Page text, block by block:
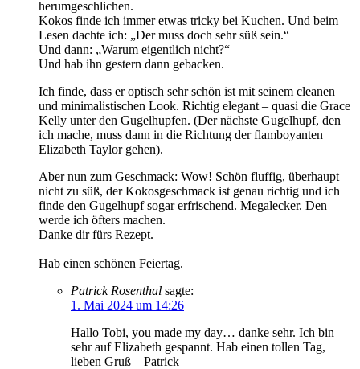
herumgeschlichen.
Kokos finde ich immer etwas tricky bei Kuchen. Und beim
Lesen dachte ich: „Der muss doch sehr süß sein.“
Und dann: „Warum eigentlich nicht?“
Und hab ihn gestern dann gebacken.
Ich finde, dass er optisch sehr schön ist mit seinem cleanen
und minimalistischen Look. Richtig elegant – quasi die Grace
Kelly unter den Gugelhupfen. (Der nächste Gugelhupf, den
ich mache, muss dann in die Richtung der flamboyanten
Elizabeth Taylor gehen).
Aber nun zum Geschmack: Wow! Schön fluffig, überhaupt
nicht zu süß, der Kokosgeschmack ist genau richtig und ich
finde den Gugelhupf sogar erfrischend. Megalecker. Den
werde ich öfters machen.
Danke dir fürs Rezept.
Hab einen schönen Feiertag.
Patrick Rosenthal sagte:
1. Mai 2024 um 14:26
Hallo Tobi, you made my day… danke sehr. Ich bin
sehr auf Elizabeth gespannt. Hab einen tollen Tag,
lieben Gruß – Patrick